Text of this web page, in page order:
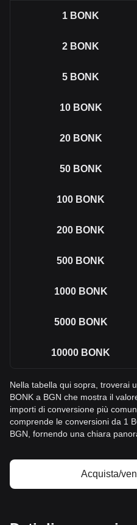
1 BONK
2 BONK
5 BONK
10 BONK
20 BONK
50 BONK
100 BONK
200 BONK
500 BONK
1000 BONK
5000 BONK
10000 BONK
Nella tabella qui sopra, troverai
BONK a BGN che mostra il
importi di conversione più
comprende le conversioni da 1
BGN, fornendo una chiara
Acquista/